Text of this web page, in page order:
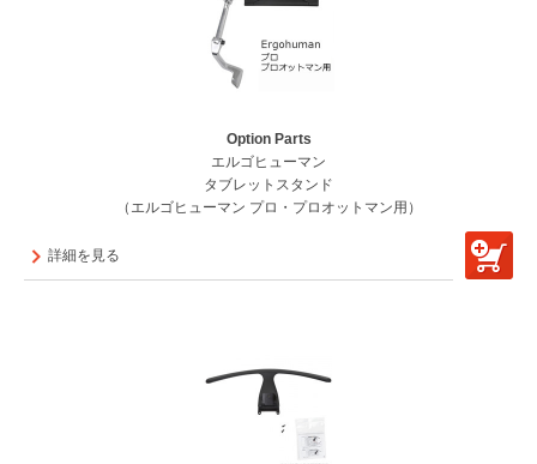
Option Parts
エルゴヒューマン
タブレットスタンド
（エルゴヒューマン プロ・プロオットマン用）
詳細を見る